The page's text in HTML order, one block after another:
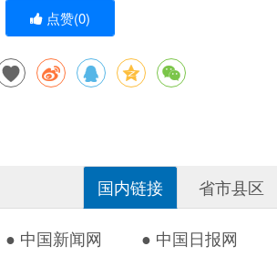
点赞(0)
国内链接 省市县区
● 中国新闻网 ● 中国日报网